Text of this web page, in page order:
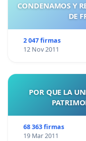
CONDENAMOS Y
DE
2 047 firmas
12 Nov 2011
POR QUE LA
68 363 firmas
19 Mar 2011